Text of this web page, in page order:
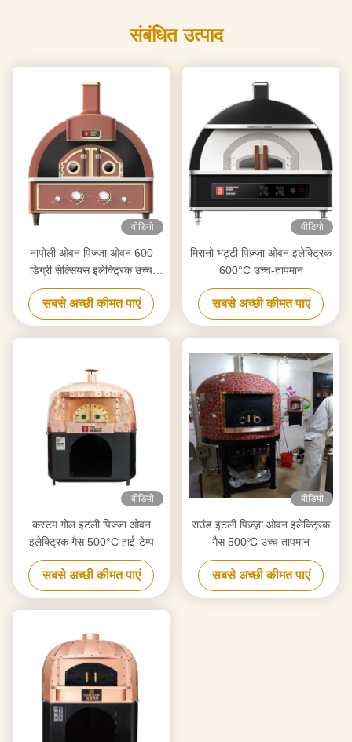
संबंधित उत्पाद
वीडियो
नापोली ओवन पिज्जा ओवन 600
डिग्री सेल्सियस इलेक्ट्रिक उच्च
तापमान
सबसे अच्छी कीमत पाएं
वीडियो
मिरानो भट्टी पिज़्ज़ा ओवन इलेक्ट्रिक
600°C उच्च-तापमान
सबसे अच्छी कीमत पाएं
वीडियो
कस्टम गोल इटली पिज्जा ओवन
इलेक्ट्रिक गैस 500°C हाई-टेम्प
सबसे अच्छी कीमत पाएं
वीडियो
राउंड इटली पिज़्ज़ा ओवन इलेक्ट्रिक
गैस 500℃ उच्च तापमान
सबसे अच्छी कीमत पाएं